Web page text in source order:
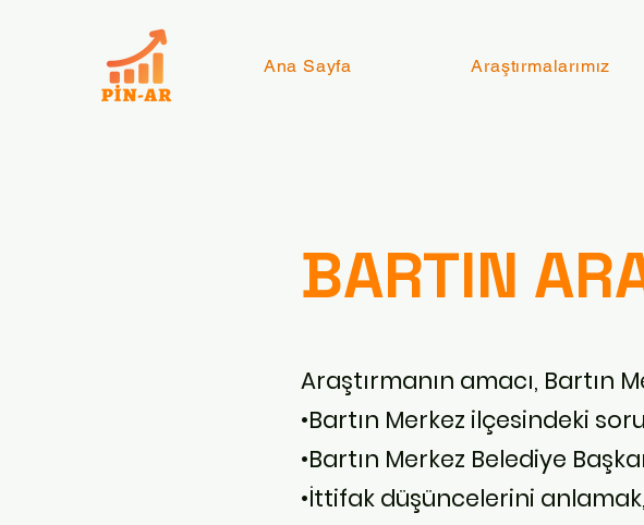
Ana Sayfa Araştırmalarımız
BARTIN
Araştırmanın amacı, Bartın
•Bartın Merkez ilçesindeki
•Bartın Merkez Belediye
•İttifak düşüncelerini anlamak,